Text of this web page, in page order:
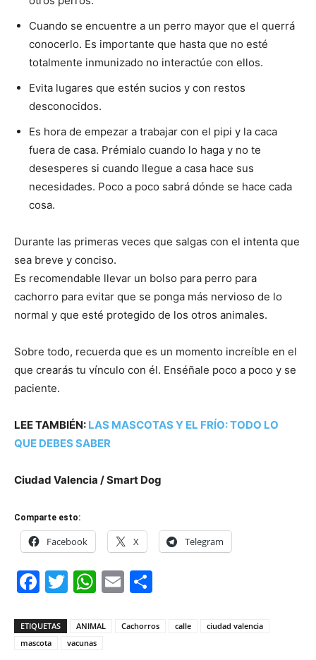
Cuando se encuentre a un perro mayor que el querrá
conocerlo. Es importante que hasta que no esté
totalmente inmunizado no interactúe con ellos.
Evita lugares que estén sucios y con restos
desconocidos.
Es hora de empezar a trabajar con el pipi y la caca
fuera de casa. Prémialo cuando lo haga y no te
desesperes si cuando llegue a casa hace sus
necesidades. Poco a poco sabrá dónde se hace cada
cosa.
Durante las primeras veces que salgas con el intenta que
sea breve y conciso.
Es recomendable llevar un bolso para perro para
cachorro para evitar que se ponga más nervioso de lo
normal y que esté protegido de los otros animales.
Sobre todo, recuerda que es un momento increíble en el
que crearás tu vínculo con él. Enséñale poco a poco y se
paciente.
LEE TAMBIÉN: LAS MASCOTAS Y EL FRÍO: TODO LO
QUE DEBES SABER
Ciudad Valencia / Smart Dog
Comparte esto:
Facebook X Telegram
Facebook
Twitter
WhatsApp
Email
ETIQUETAS ANIMAL Cachorros calle
ciudad valencia
mascota
vacunas